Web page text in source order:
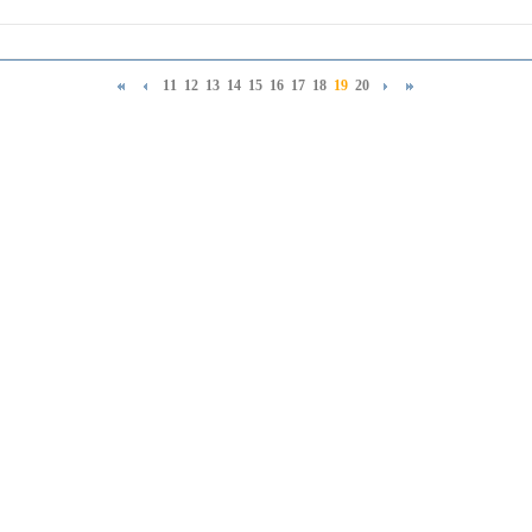
11 12 13 14 15 16 17 18 19 20